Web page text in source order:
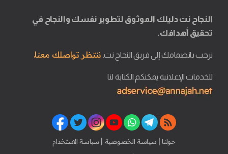
النجاح نت دليلك الموثوق لتطوير نفسك والنجاح في
تحقيق أهدافك.
نرحب بانضمامك إلى فريق النجاح نت. ننتظر تواصلك معنا.
للخدمات الإعلانية يمكنكم الكتابة لنا
حولنا | سياسة الخصوصية | سياسة الاستخدام